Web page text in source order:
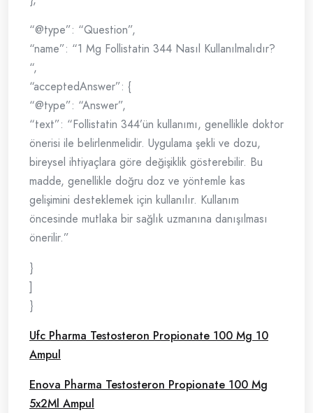
“@type”: “Question”,
“name”: “1 Mg Follistatin 344 Nasıl Kullanılmalıdır?
“,
“acceptedAnswer”: {
“@type”: “Answer”,
“text”: “Follistatin 344’ün kullanımı, genellikle doktor
önerisi ile belirlenmelidir. Uygulama şekli ve dozu,
bireysel ihtiyaçlara göre değişiklik gösterebilir. Bu
madde, genellikle doğru doz ve yöntemle kas
gelişimini desteklemek için kullanılır. Kullanım
öncesinde mutlaka bir sağlık uzmanına danışılması
önerilir.”
}
]
}
Ufc Pharma Testosteron Propionate 100 Mg 10
Ampul
Enova Pharma Testosteron Propionate 100 Mg
5x2Ml Ampul